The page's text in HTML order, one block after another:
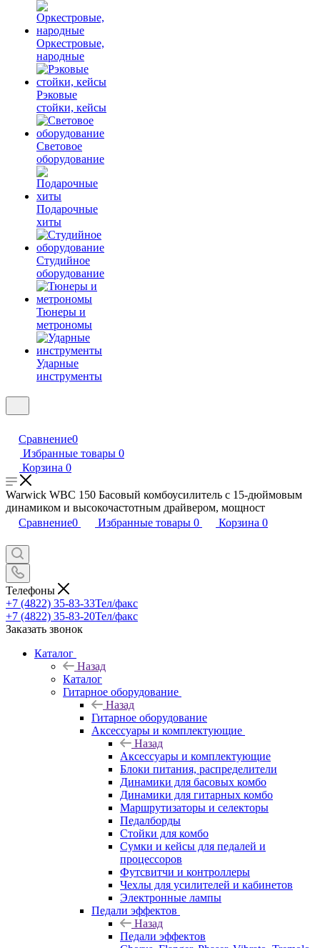
Оркестровые,
народные
Рэковые
стойки, кейсы
Световое
оборудование
Подарочные
хиты
Студийное
оборудование
Тюнеры и
метрономы
Ударные
инструменты
Сравнение0
Избранные товары 0
Корзина 0
Warwick WBC 150 Басовый комбоусилитель с 15-дюймовым
динамиком и высокочастотным драйвером, мощност
Сравнение0 Избранные товары 0 Корзина 0
Телефоны
+7 (4822) 35-83-33Тел/факс
+7 (4822) 35-83-20Тел/факс
Заказать звонок
Каталог
Назад
Каталог
Гитарное оборудование
Назад
Гитарное оборудование
Аксессуары и комплектующие
Назад
Аксессуары и комплектующие
Блоки питания, распределители
Динамики для басовых комбо
Динамики для гитарных комбо
Маршрутизаторы и селекторы
Педалборды
Стойки для комбо
Сумки и кейсы для педалей и
процессоров
Футсвитчи и контроллеры
Чехлы для усилителей и кабинетов
Электронные лампы
Педали эффектов
Назад
Педали эффектов